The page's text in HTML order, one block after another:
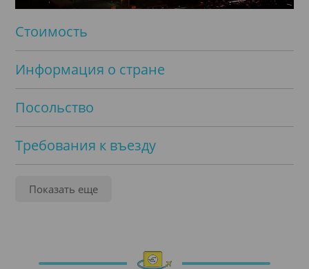
Стоимость
Информация о стране
Посольство
Требования к въезду
Услуги
Легализация
Показать еще